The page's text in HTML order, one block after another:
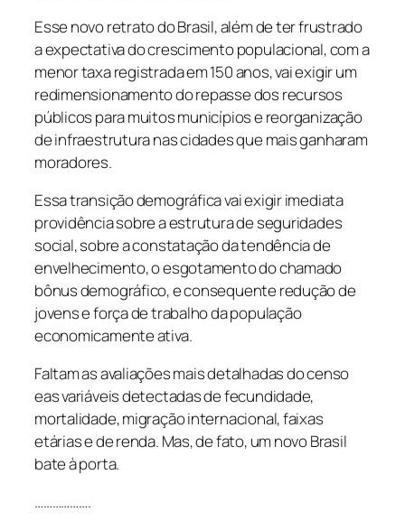
Esse novo retrato do Brasil, além de ter frustrado
a expectativa do crescimento populacional, com a
menor taxa registrada em 150 anos, vai exigir um
redimensionamento do repasse dos recursos
públicos para muitos municípios e reorganização
de infraestrutura nas cidades que mais ganharam
moradores.
Essa transição demográfica vai exigir imediata
providência sobre a estrutura de seguridades
social, sobre a constatação da tendência de
envelhecimento, o esgotamento do chamado
bônus demográfico, e consequente redução de
jovens e força de trabalho da população
economicamente ativa.
Faltam as avaliações mais detalhadas do censo
eas variáveis detectadas de fecundidade,
mortalidade, migração internacional, faixas
etárias e de renda. Mas, de fato, um novo Brasil
bate à porta.
……………….